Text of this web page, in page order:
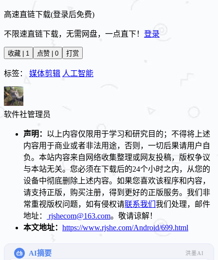
高速直链下载(登录后免费)
不限速直链下载，无需网盘，一点直下！ 登录
收藏 | 1 点赞 | 0 打赏
标签： 媒体剪辑 人工智能
软件社管理员
声明： 以上内容仅限用于学习和研究目的；不得将上述
内容用于商业或者非法用途，否则，一切后果请用户自
负。本站内容来自网络收集整理或网友投稿，版权争议
与本站无关。您必须在下载后的24个小时之内，从您的
设备中彻底删除上述内容。如果您喜欢该程序和内容，
请支持正版，购买注册，得到更好的正版服务。我们非
常重视版权问题，如有侵权请联系我们 我们处理，邮件
地址：
rjshecom@163.com。敬请谅解！
本文地址： https://www.rjshe.com/Android/699.html
AI摘要 洪墨AI